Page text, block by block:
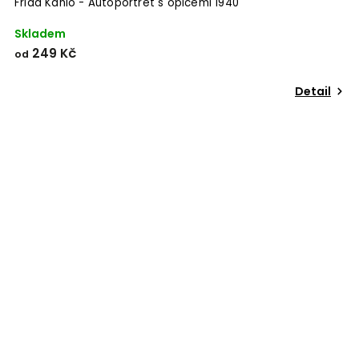
Skladem
od 249 Kč
Detail